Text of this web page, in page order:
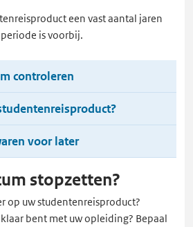
een vast aantal jaren
is voorbij.
controleren
voor later
stopzetten?
op uw studentenreisproduct?
bent met uw opleiding? Bepaal